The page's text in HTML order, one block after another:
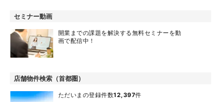
セミナー動画
開業までの課題を解決する無料セミナーを動
画で配信中！
店舗物件検索（首都圏）
ただいまの登録件数12,397件